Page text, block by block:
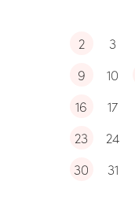
2
3
9
10
16
17
23
24
30
31